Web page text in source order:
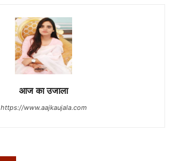
आज का उजाला
https://www.aajkaujala.com